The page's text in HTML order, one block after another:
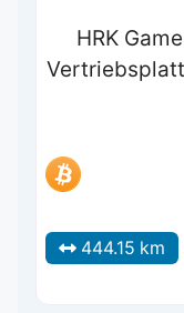
HRK
444.15 km